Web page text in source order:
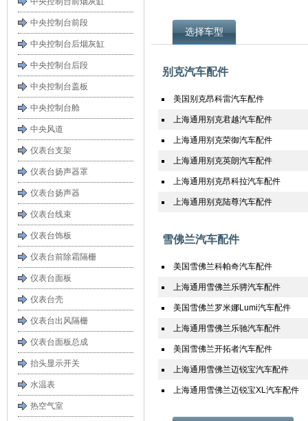
中央控制台前段
中央控制台后烟灰缸
中央控制台后段
中央控制台盖板
中央控制台舱
中央风道
仪表台支架
仪表台扬声器罩
仪表台扬声器
仪表台线束
仪表台饰板
仪表台前除霜隔栅
仪表台面板
仪表台壳
仪表台出风隔栅
仪表台面板总成
抬头显示开关
水温表
热空气室
选择车型
别克汽车配件
美国别克昂科雷汽车配件
上海通用别克君越汽车配件
上海通用别克荣御汽车配件
上海通用别克英朗汽车配件
上海通用别克昂科拉汽车配件
上海通用别克陆尊汽车配件
雪佛兰汽车配件
美国雪佛兰科帕奇汽车配件
上海通用雪佛兰乐骋汽车配件
美国雪佛兰罗米娜Lumi汽车配件
上海通用雪佛兰乐驰汽车配件
美国雪佛兰开拓者汽车配件
上海通用雪佛兰迈锐宝汽车配件
上海通用雪佛兰迈锐宝XL汽车配件